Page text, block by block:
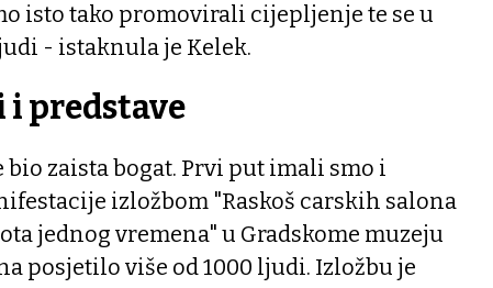
isto tako promovirali cijepljenje te se u
- istaknula je Kelek.
i predstave
bio zaista bogat. Prvi put imali smo i
izložbom "Raskoš carskih salona
jednog vremena" u Gradskome muzeju
posjetilo više od 1000 ljudi. Izložbu je